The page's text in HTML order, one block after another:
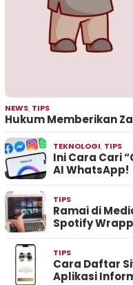
NEWS, TIPS
Hukum Memberikan
TEKNOLOGI, TIPS
Ini Cara Cari
AI WhatsApp!
TIPS
Ramai di
Spotify
TIPS
Cara Daftar
Aplikasi